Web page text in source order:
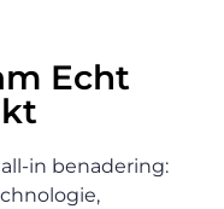
Echt
in benadering: